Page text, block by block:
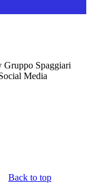
Gruppo Spaggiari
Media
Back to top